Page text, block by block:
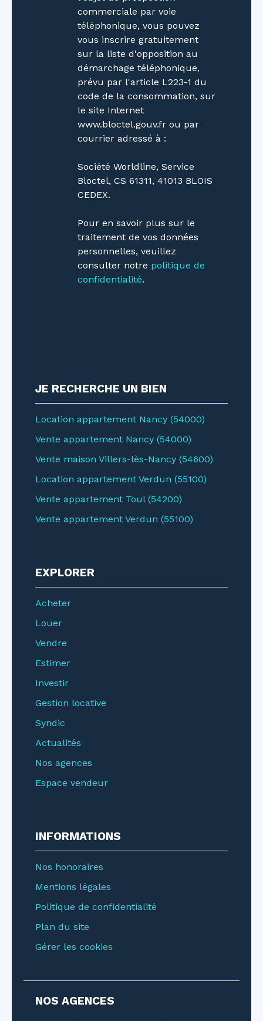
les petits-déjeuners au soleil, prolonge votre
intérieur vers l'extérieur avec élégance. Mais le
véritable joyau de cette propriété est sans
conteste sa piscine chauffée. Imaginez-vous
plonger dans des eaux cristallines après une
longue journée de travail, ou profiter des
rayons du soleil allongé sur un transat, bercé
par le chant des oiseaux. Derniers atouts de
cette maison son chaudière à granulé et sa
cheminée sont idéales pour chauffer
l'ensemble de la maison qui sont complétés
maison affiche une classe énergétique D qui
découle d'une consommation énergétique à
hauteur de (233kWh/m2/an). La classe climat
informations sur les risques auxquels ce bien
est exposé sont disponibles sur le site
Géorisques : www. georisques. gouv. fr
https://nodalview.
com/s/2HAhhdXAz9qhkiB9ToLfPt
commerciale par voie
téléphonique, vous pouvez
vous inscrire gratuitement
sur la liste d'opposition au
démarchage téléphonique,
prévu par l'article L223-1 du
code de la consommation, sur
le site Internet
www.bloctel.gouv.fr ou par
courrier adressé à :
Société Worldline, Service
Bloctel, CS 61311, 41013 BLOIS
CEDEX.
Pour en savoir plus sur le
traitement de vos données
personnelles, veuillez
consulter notre politique de
confidentialité.
JE RECHERCHE UN BIEN
Location appartement Nancy (54000)
Vente appartement Nancy (54000)
Vente maison Villers-lès-Nancy (54600)
Location appartement Verdun (55100)
Vente appartement Toul (54200)
Vente appartement Verdun (55100)
EXPLORER
Acheter
Louer
Vendre
Estimer
Investir
Gestion locative
Syndic
Actualités
Nos agences
Espace vendeur
INFORMATIONS
Nos honoraires
Mentions légales
Politique de confidentialité
Plan du site
Gérer les cookies
NOS AGENCES